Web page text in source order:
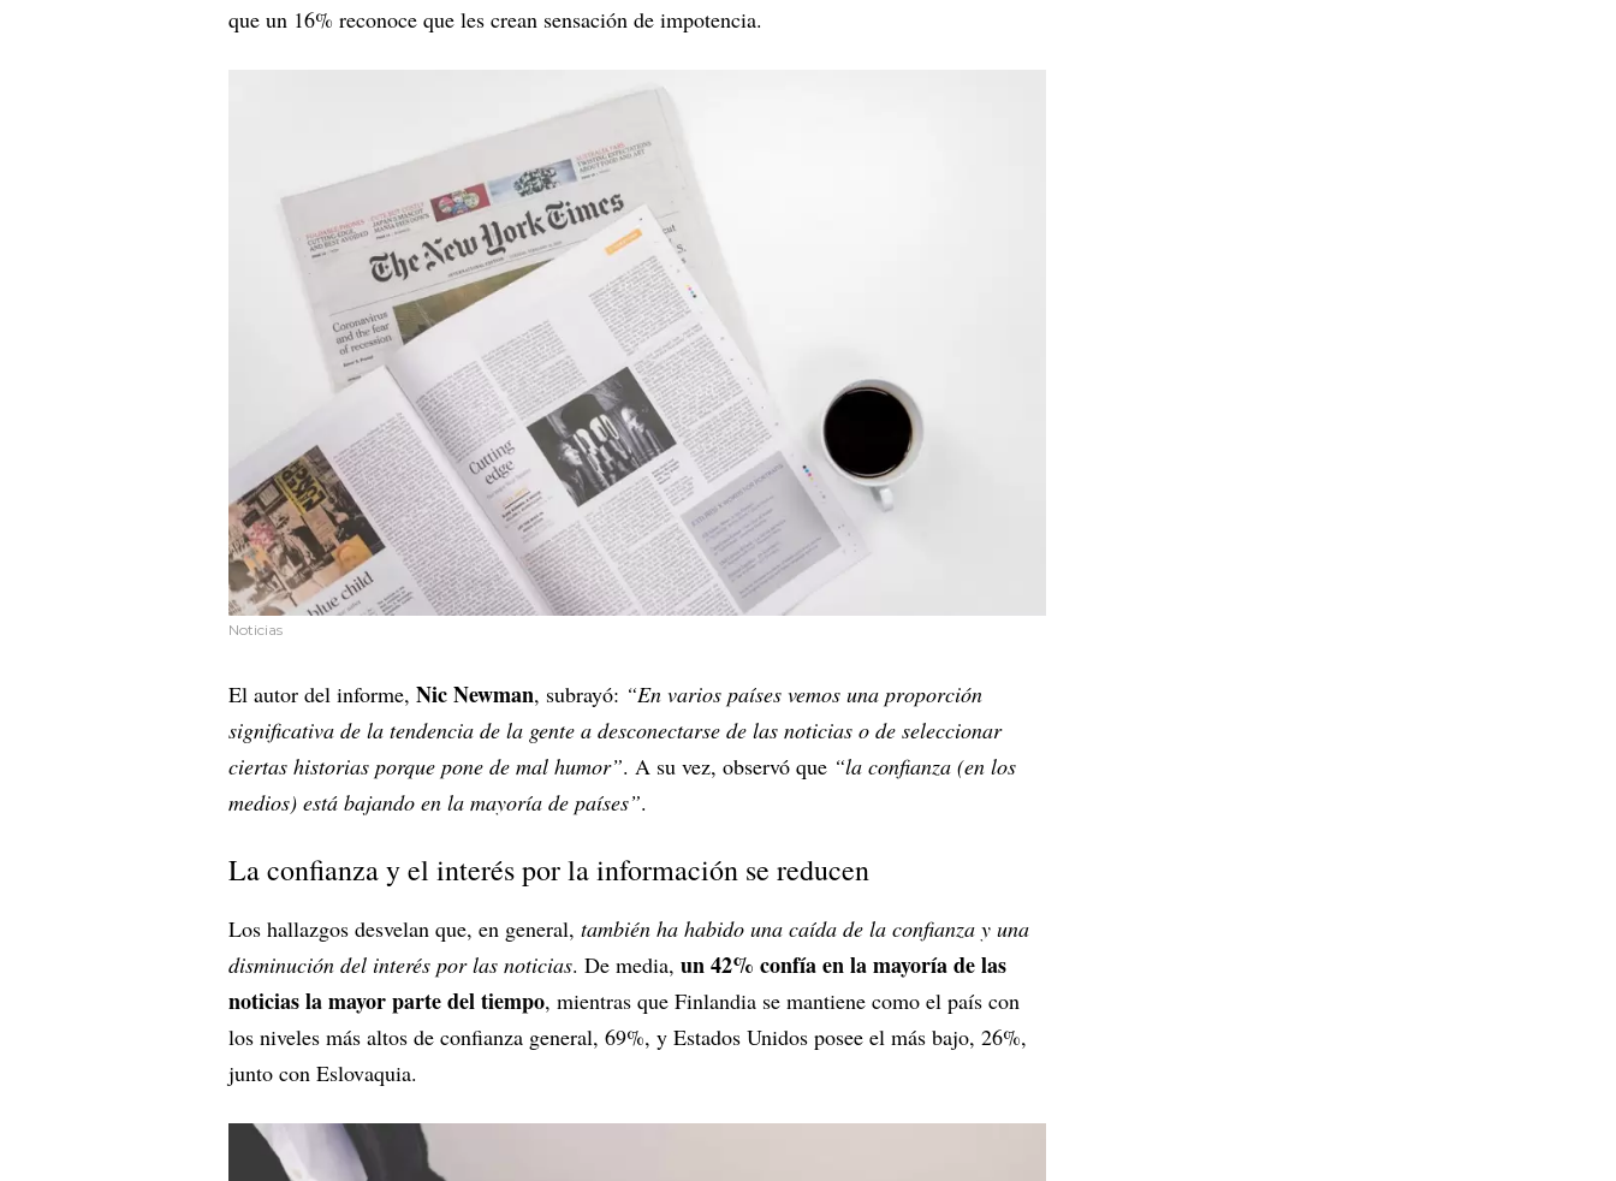
que un 16% reconoce que les crean sensación de impotencia.
Noticias
El autor del informe, Nic Newman, subrayó: “En varios países vemos una proporción
significativa de la tendencia de la gente a desconectarse de las noticias o de seleccionar
ciertas historias porque pone de mal humor”. A su vez, observó que “la confianza (en los
medios) está bajando en la mayoría de países”.
La confianza y el interés por la información se reducen
Los hallazgos desvelan que, en general, también ha habido una caída de la confianza y una
disminución del interés por las noticias. De media, un 42% confía en la mayoría de las
noticias la mayor parte del tiempo, mientras que Finlandia se mantiene como el país con
los niveles más altos de confianza general, 69%, y Estados Unidos posee el más bajo, 26%,
junto con Eslovaquia.